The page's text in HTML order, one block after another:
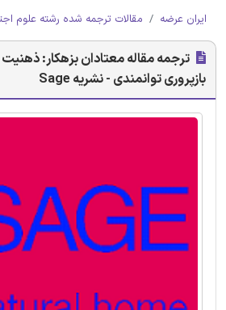
ایران عرضه مقالات ترجمه شده رشته علوم
ترجمه مقاله معتادان بزهکار:
بازپروری توانمندی - نشریه Sage